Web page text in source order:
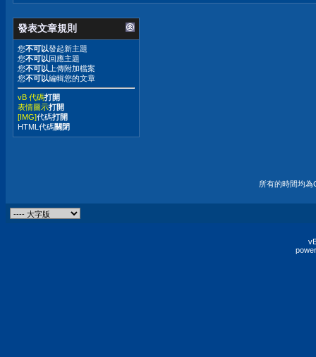
發表文章規則
您不可以發起新主題
您不可以回應主題
您不可以 上傳附加檔案
您不可以編輯您的文章
vB 代碼打開
表情圖示打開
[IMG]代碼打開
HTML代碼關閉
所有的時間均為